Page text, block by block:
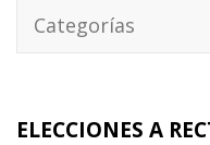
Categorías
ELECCIONES A